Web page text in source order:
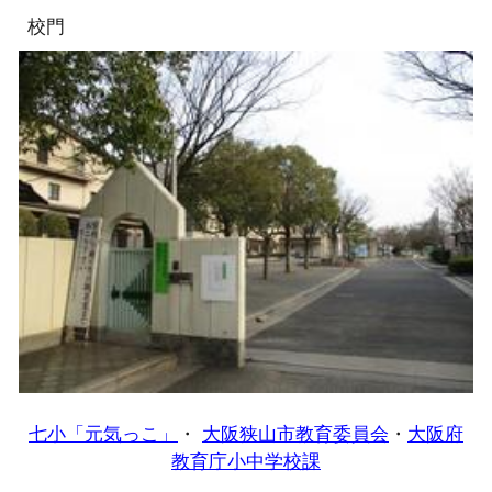
校門
七小「元気っこ」 ・ 大阪狭山市教育委員会 ・ 大阪府
教育庁小中学校課